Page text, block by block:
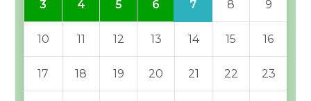
3 4 5 6 7 8 9
10 11 12 13 14 15 16
17 18 19 20 21 22 23